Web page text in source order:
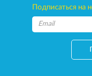
Подписаться на